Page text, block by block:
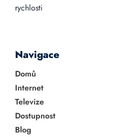
rychlosti
Navigace
Domů
Internet
Televize
Dostupnost
Blog